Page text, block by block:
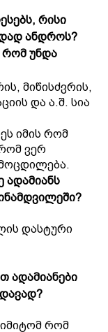
რისი
ანდროს?
უნდა
მიწისძვრის,
და ა.შ. სია
იმის რომ
ვერ
დასტური
ადამიანები
იმიტომ რომ